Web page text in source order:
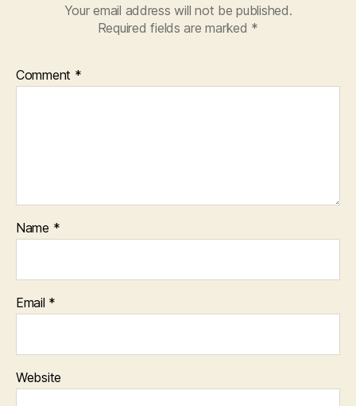
Your email address will not be published.
Required fields are marked *
Comment *
Name *
Email *
Website